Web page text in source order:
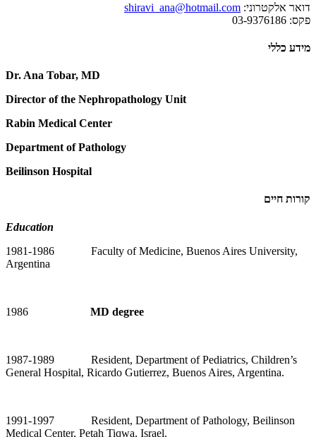
דואר אלקטרוני: shiravi_ana@hotmail.com
פקס:
מידע כללי
Dr. Ana Tobar, MD
Director of the Nephropathology Unit
Rabin Medical Center
Department of Pathology
Beilinson Hospital
קורות חיים
Education
1981-1986 Faculty of Medicine, Buenos Aires University,
Argentina
1986 MD degree
1987-1989 Resident, Department of Pediatrics, Children’s
General Hospital, Ricardo Gutierrez, Buenos Aires, Argentina.
1991-1997 Resident, Department of Pathology, Beilinson
Medical Center, Petah Tiqwa, Israel.